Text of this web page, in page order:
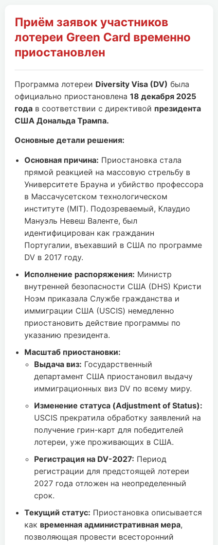
Приём заявок участников
лотереи Green Card временно
приостановлен
Программа лотереи Diversity Visa (DV) была
официально приостановлена 18 декабря 2025
года в соответствии с директивой президента
США Дональда Трампа.
Основные детали решения:
Основная причина: Приостановка стала
прямой реакцией на массовую стрельбу в
Университете Брауна и убийство профессора
в Массачусетском технологическом
институте (MIT). Подозреваемый, Клаудио
Мануэль Невеш Валенте, был
идентифицирован как гражданин
Португалии, въехавший в США по программе
DV в 2017 году.
Исполнение распоряжения: Министр
внутренней безопасности США (DHS) Кристи
Ноэм приказала Службе гражданства и
иммиграции США (USCIS) немедленно
приостановить действие программы по
указанию президента.
Масштаб приостановки:
Выдача виз: Государственный
департамент США приостановил выдачу
иммиграционных виз DV по всему миру.
Изменение статуса (Adjustment of Status):
USCIS прекратила обработку заявлений на
получение грин-карт для победителей
лотереи, уже проживающих в США.
Регистрация на DV-2027: Период
регистрации для предстоящей лотереи
2027 года отложен на неопределенный
срок.
Текущий статус: Приостановка описывается
как временная административная мера,
позволяющая провести всесторонний